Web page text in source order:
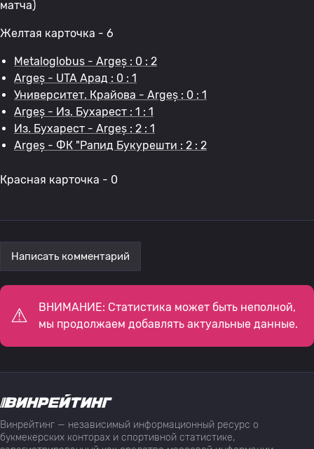
матча)
Желтая карточка - 6
Metaloglobus - Argeș : 0 : 2
Argeș - UTA Арад : 0 : 1
Университет. Крайова - Argeș : 0 : 1
Argeș - Из. Бухарест : 1 : 1
Из. Бухарест - Argeș : 2 : 1
Argeș - ФК "Рапид Букурешти : 2 : 2
Красная карточка - 0
Написать комментарий
ВНИМАНИЕ: Статистика может быть неполной,
мы продолжаем добавлять актуальные данные.
Винрейтинг — независимый информационный ресурс о
букмекерских конторах и спортивной статистике,